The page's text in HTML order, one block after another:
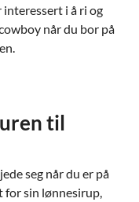
interessert i å ri og
når du bor på
til
seg når du er på
for sin lønnesirup,